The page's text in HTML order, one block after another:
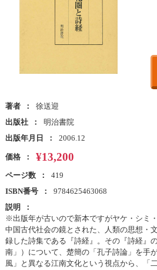
著者
徐送迎
出版社
明治書院
出版年月日
2006.12
価格 ¥13,200
ページ数
419
ISBN番号
9784625463068
説明
※出版年が古いので新本ですがヤケ・シミ
中国古代社会の鏡とされた、人類の思想・
録した詩集である『詩経』。その『詩経』
南」）について、楚簡の「孔子詩論」を手
風」と異なる江南文化という視点から、「